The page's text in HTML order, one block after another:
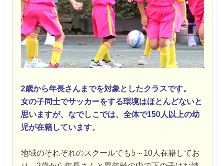
2歳から年長さんまでを対象としたクラスです。
女の子同士でサッカーをする環境はほとんどないと
思いますが、 なでしこでは、全体で150人以上の幼
児が在籍しています。
地域のそれぞれのスクールでも5～10人在籍してお